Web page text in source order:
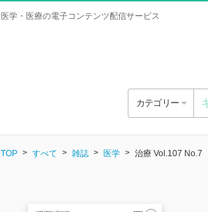
医学・医療の電子コンテンツ配信サービス
カテゴリー
TOP すべて 雑誌 医学 治療 Vol.107 No.7